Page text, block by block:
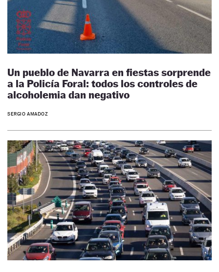
Un pueblo de Navarra en fiestas sorprende
a la Policía Foral: todos los controles de
alcoholemia dan negativo
SERGIO AMADOZ